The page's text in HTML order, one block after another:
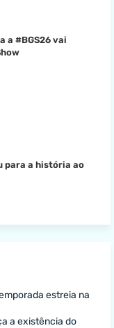
a #BGS26 vai
para a história ao
estreia na
a existência do